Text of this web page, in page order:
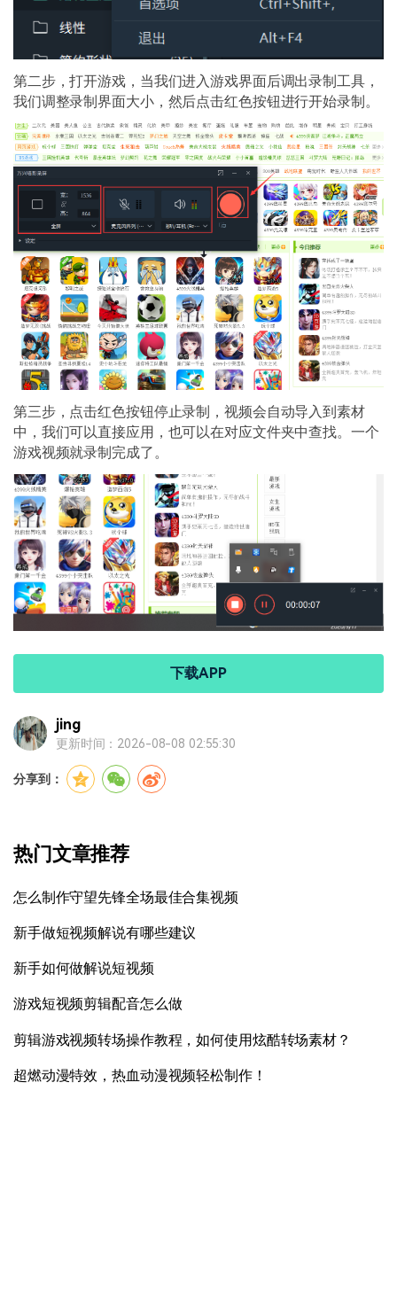
第二步，打开游戏，当我们进入游戏界面后调出录制工具，
我们调整录制界面大小，然后点击红色按钮进行开始录制。
第三步，点击红色按钮停止录制，视频会自动导入到素材
中，我们可以直接应用，也可以在对应文件夹中查找。一个
游戏视频就录制完成了。
下载APP
jing
更新时间：2026-08-08 02:55:30
分享到：
热门文章推荐
怎么制作守望先锋全场最佳合集视频
新手做短视频解说有哪些建议
新手如何做解说短视频
游戏短视频剪辑配音怎么做
剪辑游戏视频转场操作教程，如何使用炫酷转场素材？
超燃动漫特效，热血动漫视频轻松制作！